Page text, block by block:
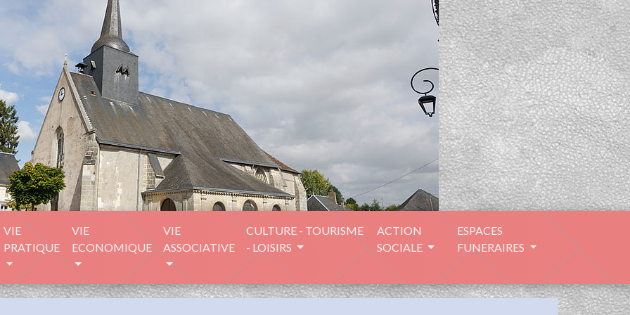
VIE
PRATIQUE
VIE
ECONOMIQUE
VIE
ASSOCIATIVE
CULTURE - TOURISME
- LOISIRS
ACTION
SOCIALE
ESPACES
FUNERAIRES